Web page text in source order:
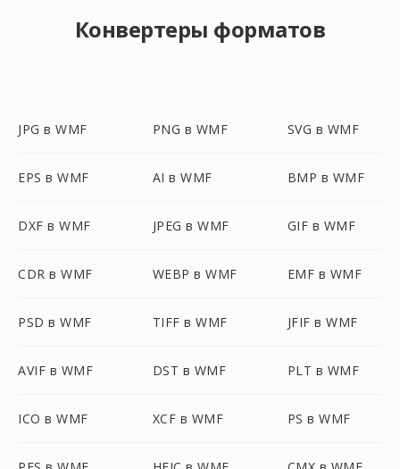
Конвертеры форматов
JPG в WMF PNG в WMF SVG в WMF
EPS в WMF AI в WMF BMP в WMF
DXF в WMF JPEG в WMF GIF в WMF
CDR в WMF WEBP в WMF EMF в WMF
PSD в WMF TIFF в WMF JFIF в WMF
AVIF в WMF DST в WMF PLT в WMF
ICO в WMF XCF в WMF PS в WMF